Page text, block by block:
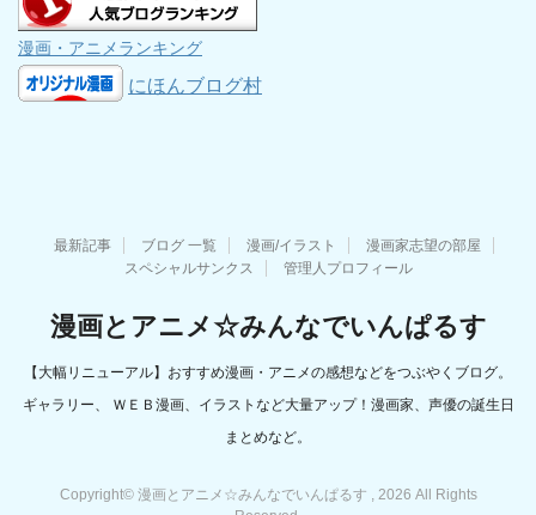
漫画・アニメランキング
にほんブログ村
最新記事 ブログ 一覧 漫画/イラスト
漫画家志望の部屋
スペシャルサンクス
管理人プロフィール
漫画とアニメ☆みんなでいんぱるす
【大幅リニューアル】おすすめ漫画・アニメの感想などをつぶやくブログ。
ギャラリー、 ＷＥＢ漫画、イラストなど大量アップ！漫画家、声優の誕生日
まとめなど。
Copyright© 漫画とアニメ☆みんなでいんぱるす , 2026 All Rights